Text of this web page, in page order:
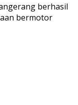
berhasil
bermotor